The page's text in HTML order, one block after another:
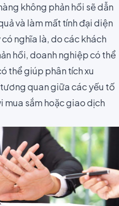
không phản hồi sẽ dẫn
và làm mất tính đại diện
nghĩa là, do các khách
hồi, doanh nghiệp có thể
thể giúp phân tích xu
quan giữa các yếu tố
mua sắm hoặc giao dịch